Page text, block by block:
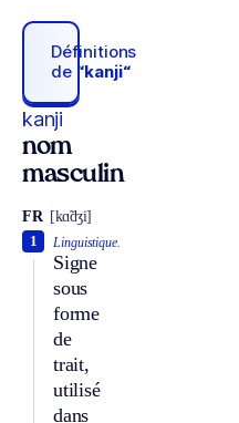
Définitions
de “kanji“
kanji
nom
masculin
FR [kɑ̃dʒi]
Linguistique.
Signe
sous
forme
de
trait,
utilisé
dans
1